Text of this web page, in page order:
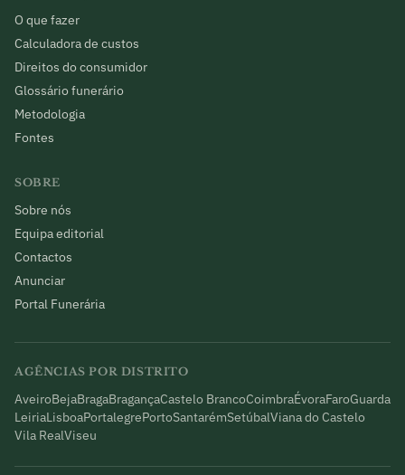
O que fazer
Calculadora de custos
Direitos do consumidor
Glossário funerário
Metodologia
Fontes
SOBRE
Sobre nós
Equipa editorial
Contactos
Anunciar
Portal Funerária
AGÊNCIAS POR DISTRITO
AveiroBejaBragaBragançaCastelo BrancoCoimbraÉvoraFaroGuarda
LeiriaLisboaPortalegrePortoSantarémSetúbalViana do Castelo
Vila RealViseu